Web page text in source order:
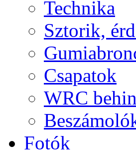
Technika
Sztorik,
Csapatok
WRC
Fotók